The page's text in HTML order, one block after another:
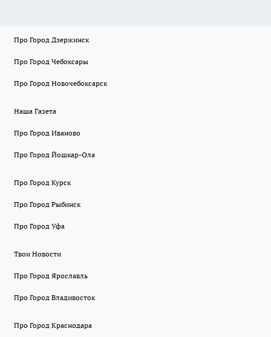
Про Город Дзержинск
Про Город Чебоксары
Про Город Новочебоксарск
Наша Газета
Про Город Иваново
Про Город Йошкар-Ола
Про Город Курск
Про Город Рыбинск
Про Город Уфа
Твои Новости
Про Город Ярославль
Про Город Владивосток
Про Город Краснодара